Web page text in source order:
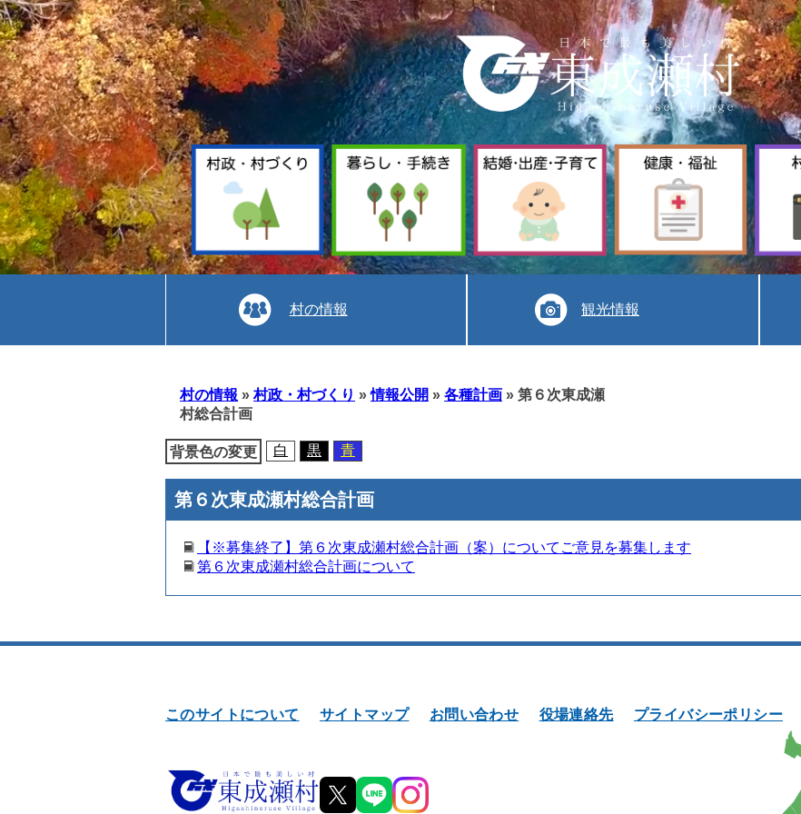
暮
し
手
き
結
婚
出
子
育
て
健
福
祉
村の情報
観光情報
村の情報 » 村政・村づくり » 情報公開 » 各種計画 » 第６次東成瀬
村総合計画
背景色の変更 白 黒 青
第６次東成瀬村総合計画
【※募集終了】第６次東成瀬村総合計画（案）についてご意見を募集します
第６次東成瀬村総合計画について
このサイトについて サイトマップ お問い合わせ 役場連絡先 プライバシーポリシー